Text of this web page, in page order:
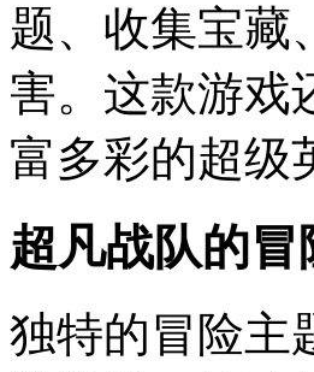
题、收集宝藏
害。这款游戏
富多彩的超级
超凡战队的
独特的冒险主